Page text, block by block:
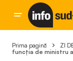
Prima pagină ZI
funcția de ministru